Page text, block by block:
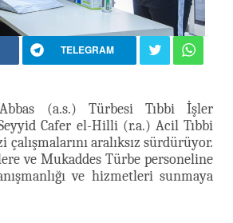
TELEGRAM
(a.s.) Türbesi Tıbbi İşler
Cafer el-Hilli (r.a.) Acil Tıbbi
aralıksız sürdürüyor.
ve Mukaddes Türbe personeline
ve hizmetleri sunmaya